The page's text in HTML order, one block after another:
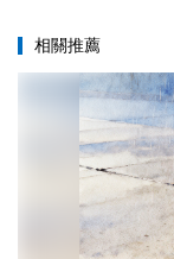
相關推薦